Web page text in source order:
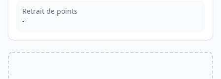
Retrait de points
-